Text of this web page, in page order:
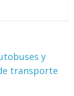
y
transporte